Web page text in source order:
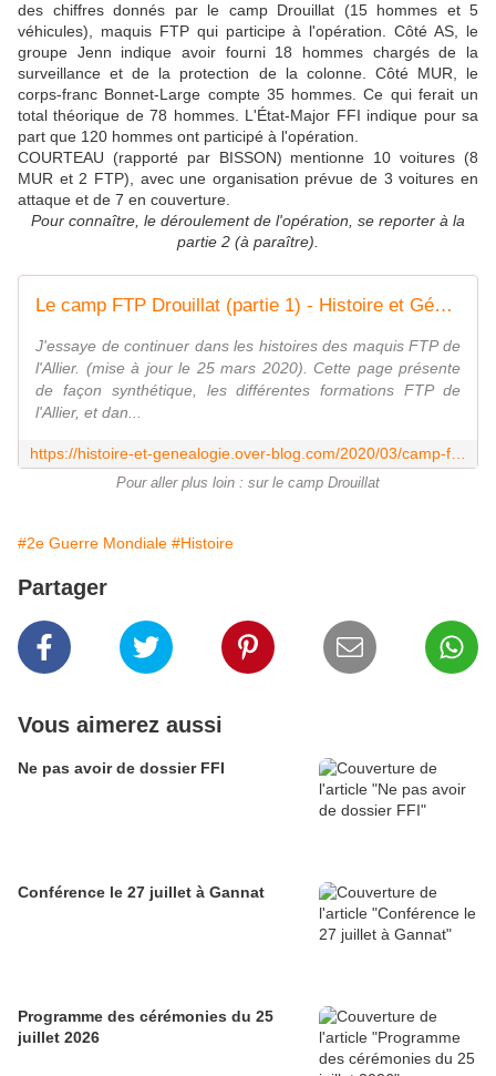
des chiffres donnés par le camp Drouillat (15 hommes et 5
véhicules), maquis FTP qui participe à l'opération. Côté AS, le
groupe Jenn indique avoir fourni 18 hommes chargés de la
surveillance et de la protection de la colonne. Côté MUR, le
corps-franc Bonnet-Large compte 35 hommes. Ce qui ferait un
total théorique de 78 hommes. L'État-Major FFI indique pour sa
part que 120 hommes ont participé à l'opération.
COURTEAU (rapporté par BISSON) mentionne 10 voitures (8
MUR et 2 FTP), avec une organisation prévue de 3 voitures en
attaque et de 7 en couverture.
Pour connaître, le déroulement de l'opération, se reporter à la
partie 2 (à paraître).
Le camp FTP Drouillat (partie 1) - Histoire et Généalogie
J'essaye de continuer dans les histoires des maquis FTP de
l'Allier. (mise à jour le 25 mars 2020). Cette page présente
de façon synthétique, les différentes formations FTP de
l'Allier, et dan...
Pour aller plus loin : sur le camp Drouillat
#2e Guerre Mondiale #Histoire
Partager
Vous aimerez aussi
Ne pas avoir de dossier FFI
Conférence le 27 juillet à Gannat
Programme des cérémonies du 25
juillet 2026